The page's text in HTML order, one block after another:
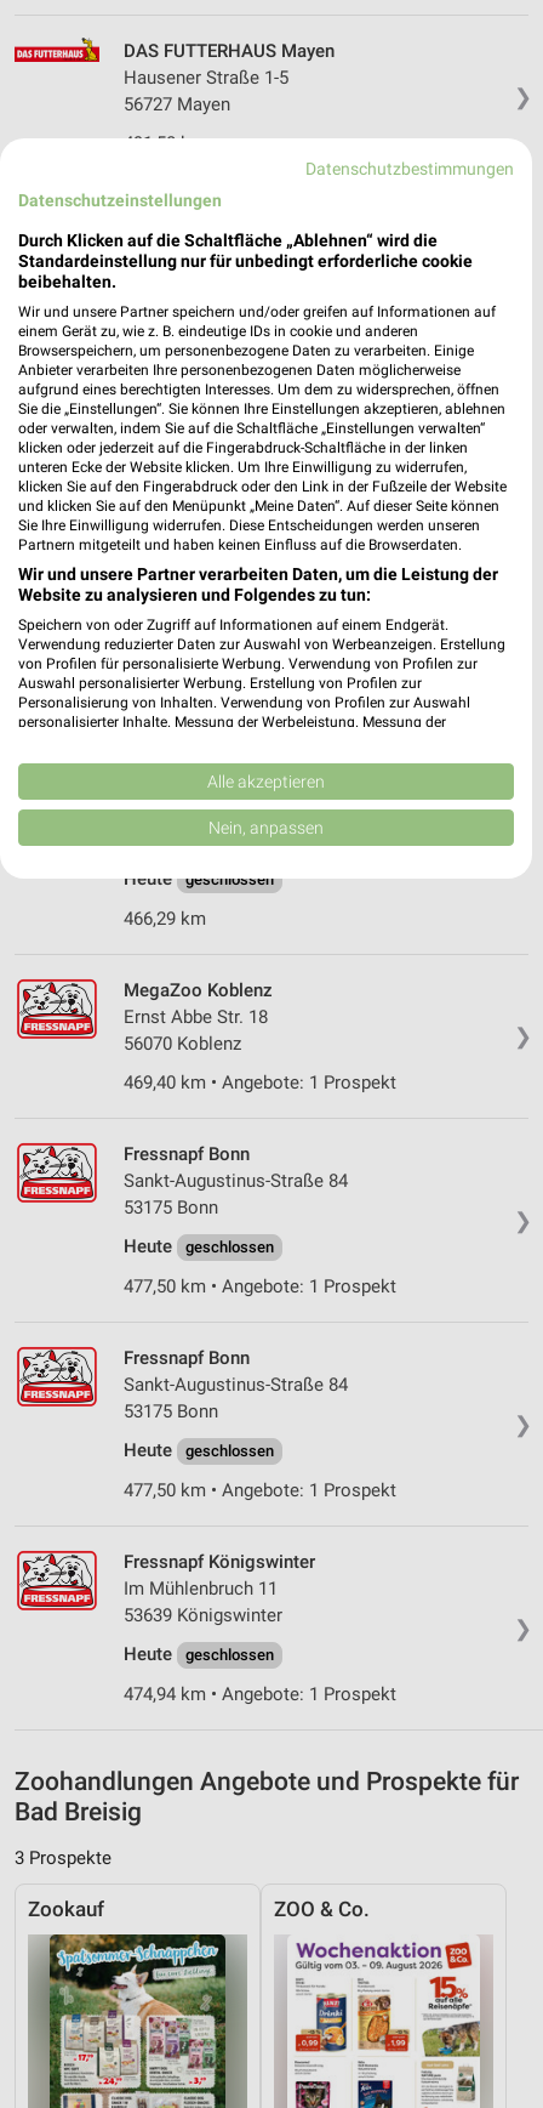
❯
DAS FUTTERHAUS Mayen
Hausener Straße 1-5
56727 Mayen
491,58 km
Das Futterhaus Mayen
Hausener Straße 2-6
56727 Mayen
491,73 km
ZOO & Co. Mayen
Hausener Str. 2-6
56727 Mayen
Heute geschlossen
491,73 km • Angebote: 1 Prospekt
zookauf Grafschaft-Gelsdorf
Dürener Straße 50
53501 Grafschaft-Gelsdorf
Heute geschlossen
490,36 km • Angebote: 1 Prospekt
DAS FUTTERHAUS Bendorf
Adolph-Kolping-Straße 3
56170 Bendorf
Heute geschlossen
466,29 km
❯
MegaZoo Koblenz
Ernst Abbe Str. 18
56070 Koblenz
469,40 km • Angebote: 1 Prospekt
❯
Fressnapf Bonn
Sankt-Augustinus-Straße 84
53175 Bonn
Heute
geschlossen
477,50 km • Angebote: 1 Prospekt
❯
Fressnapf Bonn
Sankt-Augustinus-Straße 84
53175 Bonn
Heute
geschlossen
477,50 km • Angebote: 1 Prospekt
❯
Fressnapf Königswinter
Im Mühlenbruch 11
53639 Königswinter
Heute
geschlossen
474,94 km • Angebote: 1 Prospekt
Zoohandlungen Angebote und Prospekte für
Bad Breisig
3 Prospekte
Zookauf ZOO & Co.
Datenschutzbestimmungen
Datenschutzeinstellungen
Durch Klicken auf die Schaltfläche „Ablehnen“ wird die
Standardeinstellung nur für unbedingt erforderliche cookie
beibehalten.
Wir und unsere Partner speichern und/oder greifen auf Informationen auf
einem Gerät zu, wie z. B. eindeutige IDs in cookie und anderen
Browserspeichern, um personenbezogene Daten zu verarbeiten. Einige
Anbieter verarbeiten Ihre personenbezogenen Daten möglicherweise
aufgrund eines berechtigten Interesses. Um dem zu widersprechen, öffnen
Sie die „Einstellungen“. Sie können Ihre Einstellungen akzeptieren, ablehnen
oder verwalten, indem Sie auf die Schaltfläche „Einstellungen verwalten“
klicken oder jederzeit auf die Fingerabdruck-Schaltfläche in der linken
unteren Ecke der Website klicken. Um Ihre Einwilligung zu widerrufen,
klicken Sie auf den Fingerabdruck oder den Link in der Fußzeile der Website
und klicken Sie auf den Menüpunkt „Meine Daten“. Auf dieser Seite können
Sie Ihre Einwilligung widerrufen. Diese Entscheidungen werden unseren
Partnern mitgeteilt und haben keinen Einfluss auf die Browserdaten.
Wir und unsere Partner verarbeiten Daten, um die Leistung der
Website zu analysieren und Folgendes zu tun:
Speichern von oder Zugriff auf Informationen auf einem Endgerät.
Verwendung reduzierter Daten zur Auswahl von Werbeanzeigen. Erstellung
von Profilen für personalisierte Werbung. Verwendung von Profilen zur
Auswahl personalisierter Werbung. Erstellung von Profilen zur
Personalisierung von Inhalten. Verwendung von Profilen zur Auswahl
personalisierter Inhalte. Messung der Werbeleistung. Messung der
Kombinationen von Daten aus verschiedenen Quellen. Entwicklung und
Verbesserung der Angebote. Verwendung reduzierter Daten zur Auswahl
von Inhalten.
Daten können außerhalb der Europäischen Union weitergegeben und in die
Website/App.
Partnerliste anzeigen (1 IAB-Anbieter)
IAB-Verarbeitungszwecke:
Speichern von oder Zugriff auf Informationen
auf einem Endgerät
Verwendung reduzierter Daten zur Auswahl von
Erstellung von Profilen für personalisierte
Werbung
personalisierter Werbung
Erstellung von Profilen zur Personalisierung
Verwendung von Profilen zur Auswahl
personalisierter Inhalte
Messung der Werbeleistung
Messung der Performance von Inhalten
Kombinationen von Daten aus verschiedenen
Quellen
Entwicklung und Verbesserung der Angebote
Verwendung genauer Standortdaten
Geräte anhand von aktiv angeforderten
Informationen identifizieren
Notwendig
Performance
Funktional
Werbung
Alle akzeptieren
Nein, anpassen